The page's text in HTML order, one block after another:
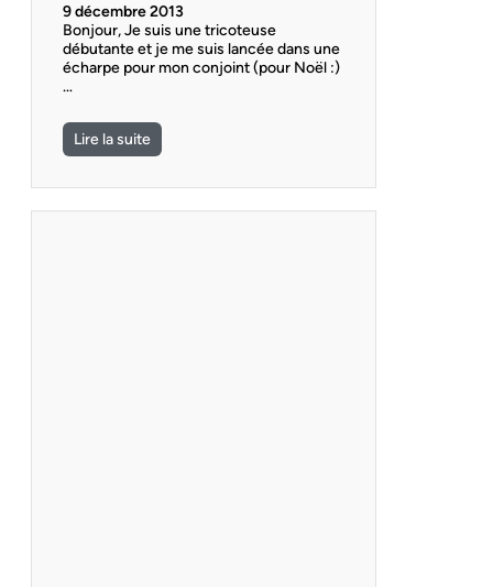
9 décembre 2013
Bonjour, Je suis une tricoteuse
débutante et je me suis lancée dans une
écharpe pour mon conjoint (pour Noël :)
…
Lire la suite